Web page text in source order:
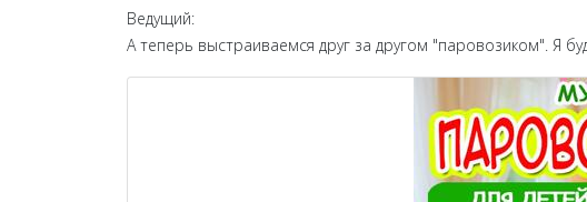
Ведущий:
А теперь выстраиваемся друг за другом "паровозиком". Я